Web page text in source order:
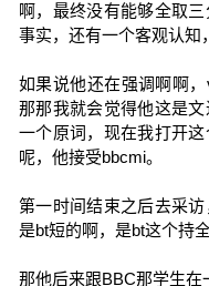
啊，最终没有能够全取
事实，还有一个客观认知
如果说他还在强调啊啊
那那我就会觉得他这是
一个原词，现在我打开
呢，他接受bbcmi。
第一时间结束之后去采
是bt短的啊，是bt这个持
那他后来跟BBC那学生在